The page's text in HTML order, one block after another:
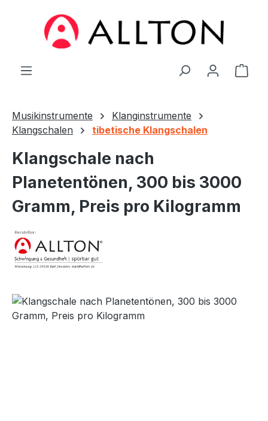
Zum Hauptinhalt springen
Musikinstrumente
Klanginstrumente
Klangschalen
tibetische Klangschalen
Klangschale nach
Planetentönen, 300 bis 3000
Gramm, Preis pro Kilogramm
Bildergalerie überspringen